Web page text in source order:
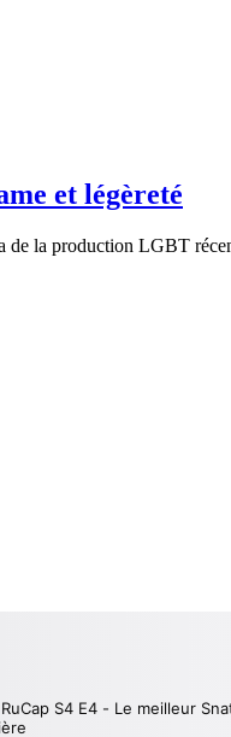
et légèreté
de la production LGBT